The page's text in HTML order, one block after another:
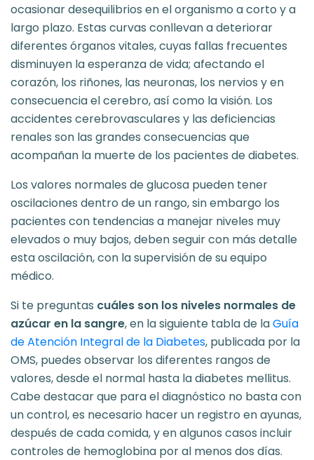
ocasionar desequilibrios en el organismo a corto y a
largo plazo. Estas curvas conllevan a deteriorar
diferentes órganos vitales, cuyas fallas frecuentes
disminuyen la esperanza de vida; afectando el
corazón, los riñones, las neuronas, los nervios y en
consecuencia el cerebro, así como la visión. Los
accidentes cerebrovasculares y las deficiencias
renales son las grandes consecuencias que
acompañan la muerte de los pacientes de diabetes.
Los valores normales de glucosa pueden tener
oscilaciones dentro de un rango, sin embargo los
pacientes con tendencias a manejar niveles muy
elevados o muy bajos, deben seguir con más detalle
esta oscilación, con la supervisión de su equipo
médico.
Si te preguntas cuáles son los niveles normales de
azúcar en la sangre, en la siguiente tabla de laGuía
de Atención Integral de la Diabetes, publicada por la
OMS, puedes observar los diferentes rangos de
valores, desde el normal hasta la diabetes mellitus.
Cabe destacar que para el diagnóstico no basta con
un control, es necesario hacer un registro en ayunas,
después de cada comida, y en algunos casos incluir
controles de hemoglobina por al menos dos días.